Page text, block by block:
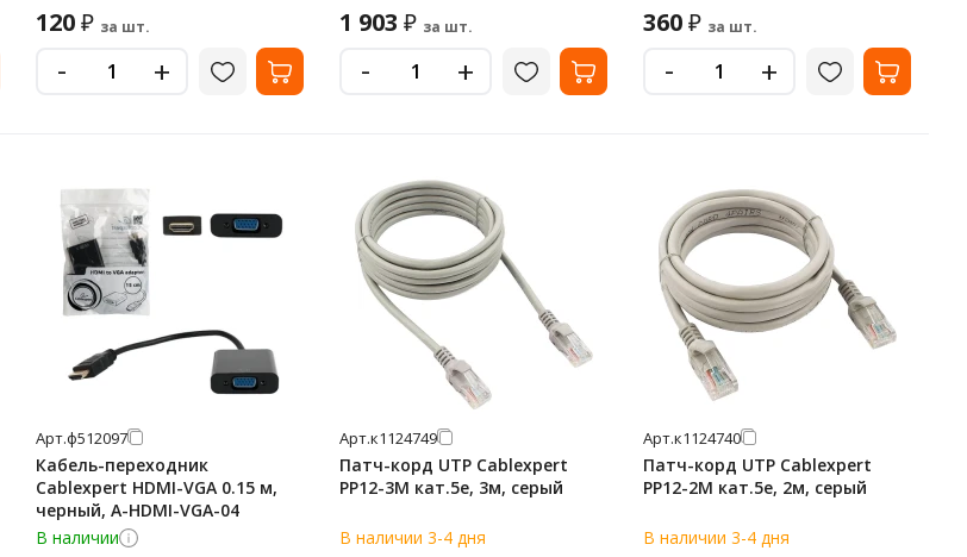
120₽ за шт.
- +
1 903 ₽ за шт.
- +
360₽ за шт.
- +
Арт.ф512097
Кабель-переходник
Cablexpert HDMI-VGA 0.15 м,
черный, A-HDMI-VGA-04
В наличии
Арт.к1124749
Патч-корд UTP Cablexpert
PP12-3M кат.5e, 3м, серый
В наличии 3-4 дня
Арт.к1124740
Патч-корд UTP Cablexpert
PP12-2M кат.5e, 2м, серый
В наличии 3-4 дня